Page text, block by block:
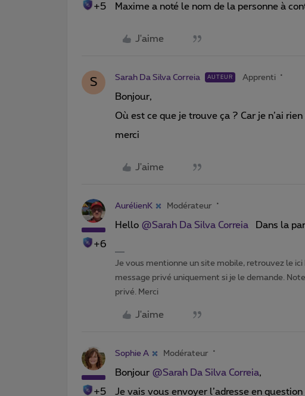
+5
Maxime a noté le nom de la personne à
J'aime
S Sarah Da Silva Correia AUTEUR Apprenti
Bonjour,
Où est ce que je trouve ça ? Car je n’ai
merci
J'aime
+6
AurélienK Modérateur
Hello @Sarah Da Silva Correia Dans la
Je vous mentionne un site mobile, retrouvez le
message privé uniquement si je le demande.
privé. Merci
J'aime
+5
Sophie A Modérateur
Bonjour @Sarah Da Silva Correia,
Je vais vous envoyer l’adresse en question